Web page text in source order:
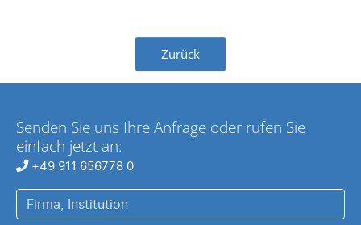
Zurück
Senden Sie uns Ihre Anfrage oder rufen Sie
einfach jetzt an:
+49 911 656778 0
Firma,
Institution